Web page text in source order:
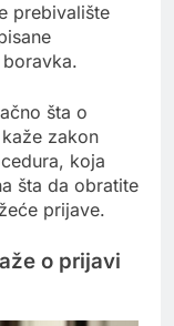
prebivalište
šta o
zakon
koja
šta da obratite
prijave.
o prijavi